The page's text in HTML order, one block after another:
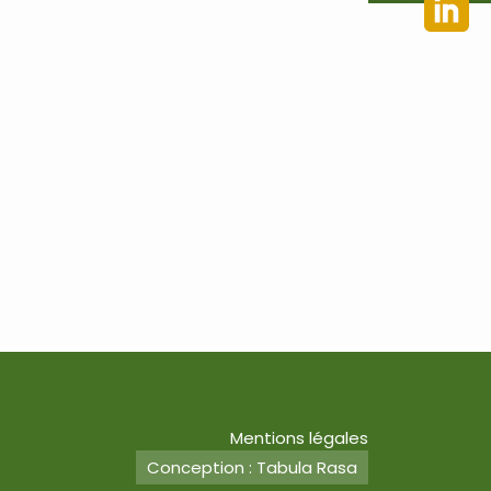
Mentions légales
Conception : Tabula Rasa